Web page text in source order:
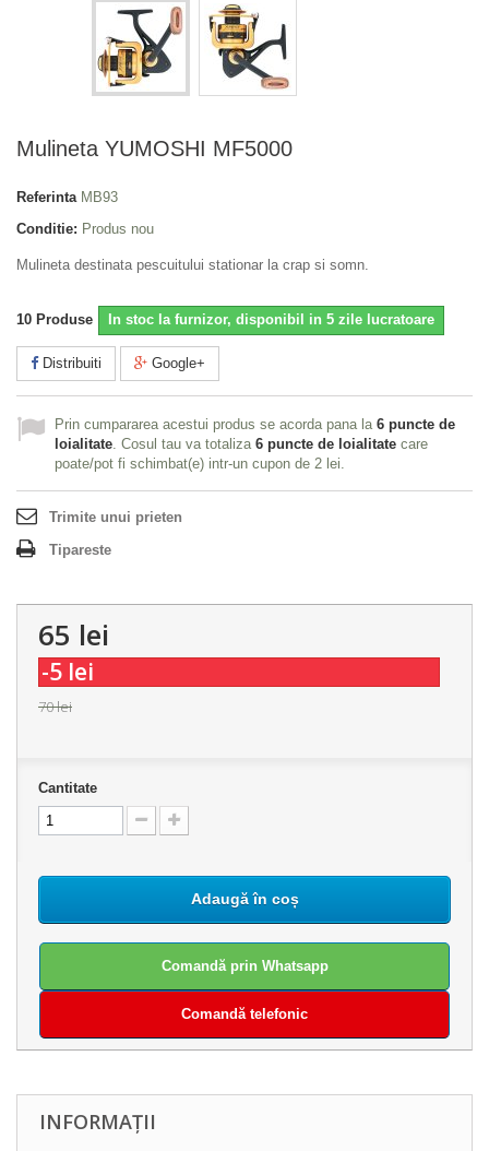
Mulineta YUMOSHI MF5000
Referinta MB93
Conditie: Produs nou
Mulineta destinata pescuitului stationar la crap si somn.
10 Produse In stoc la furnizor, disponibil in 5 zile lucratoare
Distribuiti Google+
Prin cumpararea acestui produs se acorda pana la 6 puncte de
loialitate . Cosul tau va totaliza 6 puncte de loialitate care
poate/pot fi schimbat(e) intr-un cupon de 2 lei
Trimite unui prieten
Tipareste
65 lei
-5 lei
70 lei
Cantitate
Adaugă în coș
Comandă prin Whatsapp
Comandă telefonic
INFORMAȚII